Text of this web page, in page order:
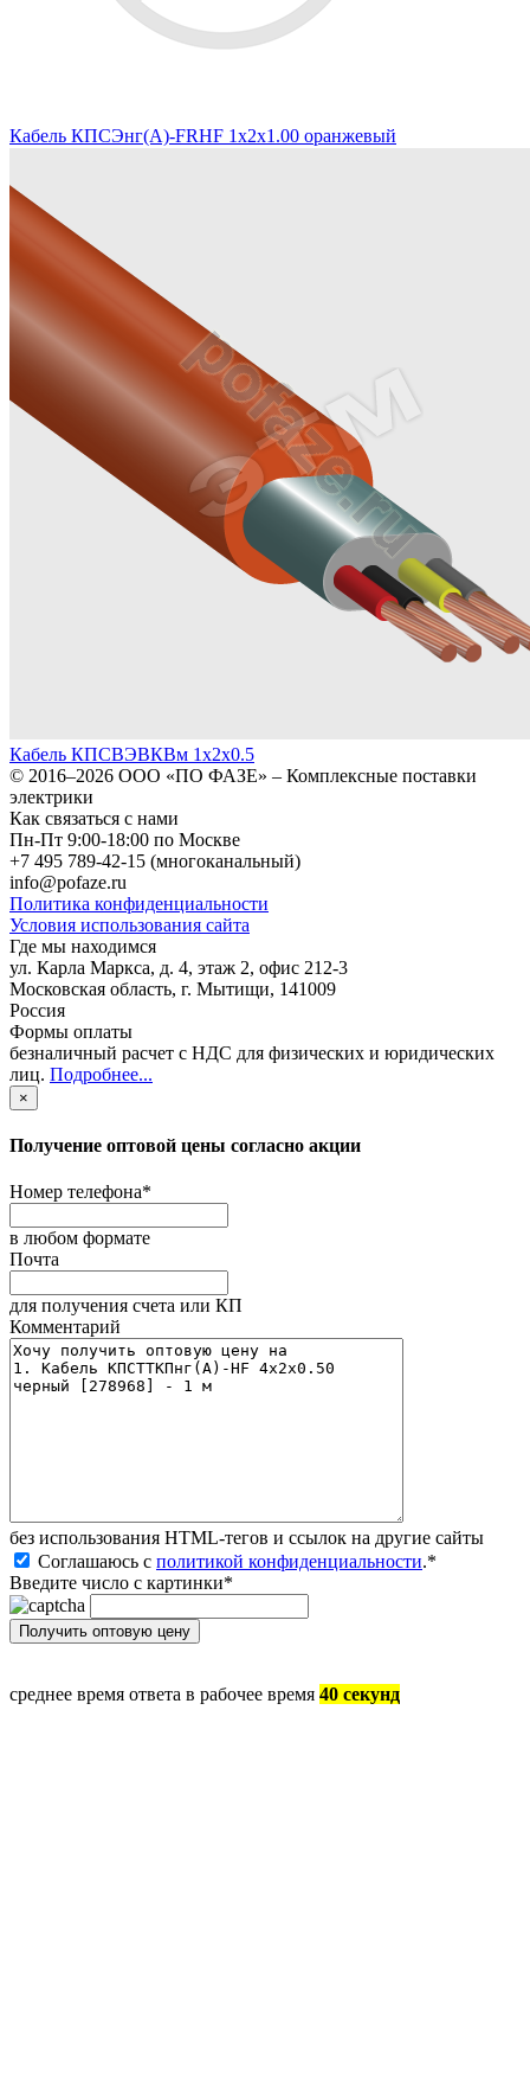
Кабель КПСЭнг(А)-FRHF 1х2х1.00 оранжевый
Кабель КПСВЭВКВм 1х2х0.5
© 2016–2026 ООО «ПО ФАЗЕ» – Комплексные поставки
электрики
Как связаться с нами
Пн-Пт 9:00-18:00 по Москве
+7 495 789-42-15 (многоканальный)
info@pofaze.ru
Политика конфиденциальности
Условия использования сайта
Где мы находимся
ул. Карла Маркса, д. 4, этаж 2, офис 212-3
Московская область, г. Мытищи, 141009
Россия
Формы оплаты
безналичный расчет с НДС для физических и юридических
лиц. Подробнее...
×
Получение оптовой цены согласно акции
Номер телефона*
в любом формате
Почта
для получения счета или КП
Комментарий
без иcпользования HTML-тегов и ссылок на другие сайты
Соглашаюсь с политикой конфиденциальности.*
Введите число с картинки*
среднее время ответа в рабочее время 40 секунд